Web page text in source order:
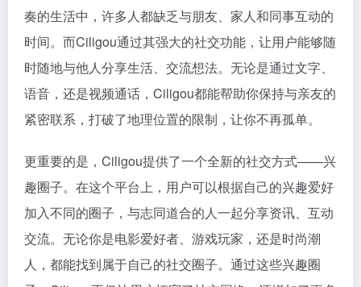
奏的生活中，许多人都缺乏与朋友、家人和同事互动的
时间。而Ciligou通过其强大的社交功能，让用户能够随
时随地与他人分享生活、交流想法。无论是通过文字、
语音，还是视频通话，Ciligou都能帮助你保持与亲友的
紧密联系，打破了地理位置的限制，让你不再孤单。
更重要的是，Ciligou提供了一个全新的社交方式——兴
趣圈子。在这个平台上，用户可以根据自己的兴趣爱好
加入不同的圈子，与志同道合的人一起分享资讯、互动
交流。无论你是电影爱好者、游戏玩家，还是时尚潮
人，都能找到属于自己的社交圈子。通过这些兴趣圈